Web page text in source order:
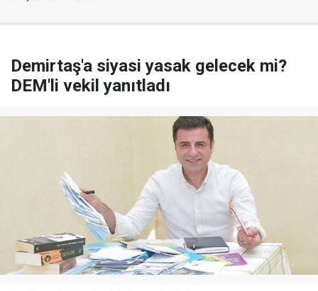
Demirtaş'a siyasi yasak gelecek mi?
DEM'li vekil yanıtladı